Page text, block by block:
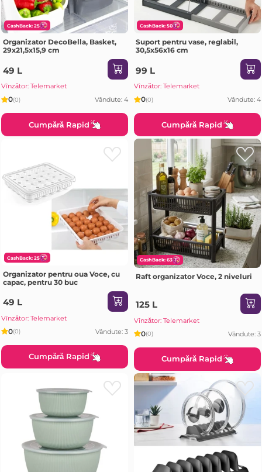
CashBack: 25
Organizator DecoBella, Basket,
29х21,5х15,9 cm
49 L
Vînzător: Telemarket
0(0) Vândute: 4
Cumpără Rapid
CashBack: 50
Suport pentru vase, reglabil,
30,5x56x16 cm
99 L
Vînzător: Telemarket
0(0) Vândute: 4
Cumpără Rapid
CashBack: 25
Organizator pentru oua Voce, cu
capac, pentru 30 buc
49 L
Vînzător: Telemarket
0(0) Vândute: 3
Cumpără Rapid
CashBack: 63
Raft organizator Voce, 2 niveluri
125 L
Vînzător: Telemarket
0(0) Vândute: 3
Cumpără Rapid